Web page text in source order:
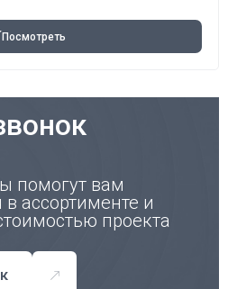
Посмотреть
помогут вам
ассортименте и
проекта